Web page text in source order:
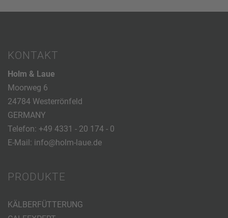
KONTAKT
Holm & Laue
Moorweg 6
24784 Westerrönfeld
GERMANY
Telefon: +49 4331 - 20 174 - 0
E-Mail: info@holm-laue.de
PRODUKTE
KÄLBERFÜTTERUNG